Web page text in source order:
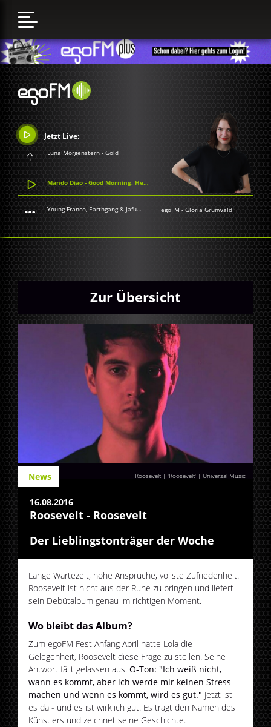
Jetzt Live:
Luna Morgenstern - Gold
Mando Diao - Good Morning, Herr Horst
Young Franco, Earthgang & Jafunk - Lose Control egoFM -Gloria Grünwald
Zur Übersicht
Roosevelt | 'Roosevelt' | Universal Music
News
16.08.2016
Roosevelt - Roosevelt
Der Lieblingstonträger der Woche
Lange Wartezeit, hohe Ansprüche, vollste Zufriedenheit.
Roosevelt ist nicht aus der Ruhe zu bringen und liefert
sein Debütalbum genau im richtigen Moment.
Wo bleibt das Album?
Zum egoFM Fest Anfang April hatte Lola die
Gelegenheit, Roosevelt diese Frage zu stellen. Seine
Antwort fällt gelassen aus.O-Ton: "Ich weiß nicht,
wann es kommt, aber ich werde mir keinen Stress
machen und wenn es kommt, wird es gut." Jetzt ist
es da - und es ist wirklich gut. Es trägt den Namen des
Künstlers und zeichnet seine Geschichte.